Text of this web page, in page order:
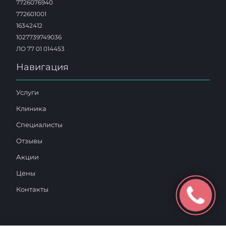
7726076940
772601001
16342412
1027739749036
ЛО 77 01 014453
Навигация
Услуги
Клиника
Специалисты
Отзывы
Акции
Цены
Контакты